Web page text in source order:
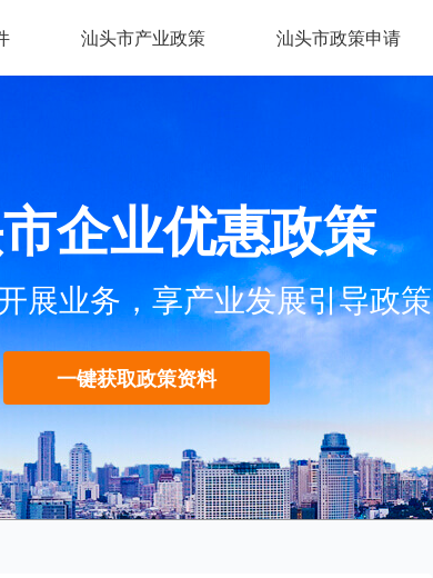
汕头市产业政策 汕头市政策申请
企业优惠政策
展业务，享产业发展引导政策
一键获取政策资料